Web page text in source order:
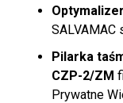
SALVAMAC
Pilarka
CZP-2/ZM
Prywatne